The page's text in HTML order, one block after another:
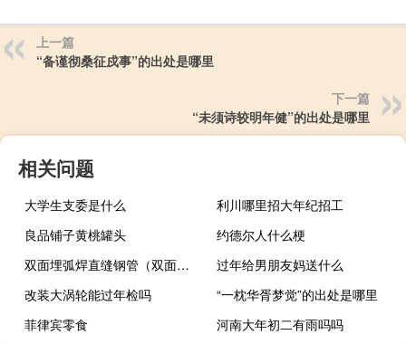
上一篇
“备谨彻桑征戍事”的出处是哪里
下一篇
“未须诗较明年健”的出处是哪里
相关问题
大学生支委是什么
利川哪里招大年纪招工
良品铺子黄桃罐头
约德尔人什么梗
双面埋弧焊直缝钢管（双面埋弧焊直缝钢管简介）
过年给男朋友妈送什么
改装大涡轮能过年检吗
“一枕华胥梦觉”的出处是哪里
菲律宾零食
河南大年初二有雨吗吗